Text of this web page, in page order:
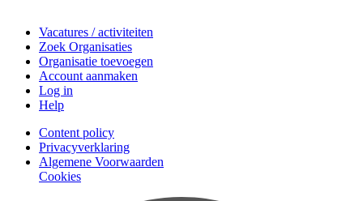
Vacatures / activiteiten
Zoek Organisaties
Organisatie toevoegen
Account aanmaken
Log in
Help
Content policy
Privacyverklaring
Algemene Voorwaarden
Cookies